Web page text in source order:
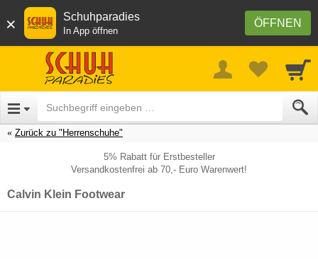
× ÖFFNEN
Schuhparadies
In App öffnen
Zurück zu "Herrenschuhe"
5% Rabatt für Erstbesteller
Versandkostenfrei ab 70,- Euro Warenwert!
Calvin Klein Footwear